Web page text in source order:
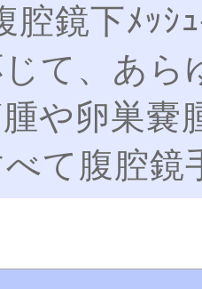
腔鏡下ﾒｯ
て、あら
や卵巣嚢
て腹腔鏡